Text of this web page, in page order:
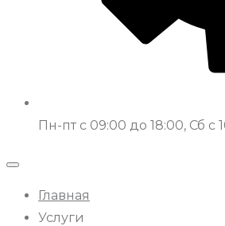
Пн-пт с 09:00 до 18:00, Сб с
Главная
Услуги